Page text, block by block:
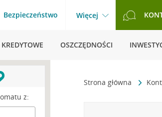
Bezpieczeństwo Więcej
OSZCZĘDNOŚCI
Strona główna
z: